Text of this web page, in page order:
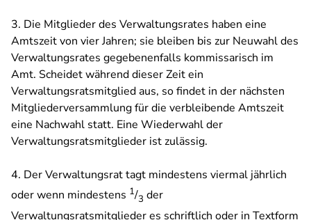
3. Die Mitglieder des Verwaltungsrates haben eine
Amtszeit von vier Jahren; sie bleiben bis zur Neuwahl des
Verwaltungsrates gegebenenfalls kommissarisch im
Amt. Scheidet während dieser Zeit ein
Verwaltungsratsmitglied aus, so findet in der nächsten
Mitgliederversammlung für die verbleibende Amtszeit
eine Nachwahl statt. Eine Wiederwahl der
Verwaltungsratsmitglieder ist zulässig.
4. Der Verwaltungsrat tagt mindestens viermal jährlich
oder wenn mindestens 1/3 der
Verwaltungsratsmitglieder es schriftlich oder in Textform